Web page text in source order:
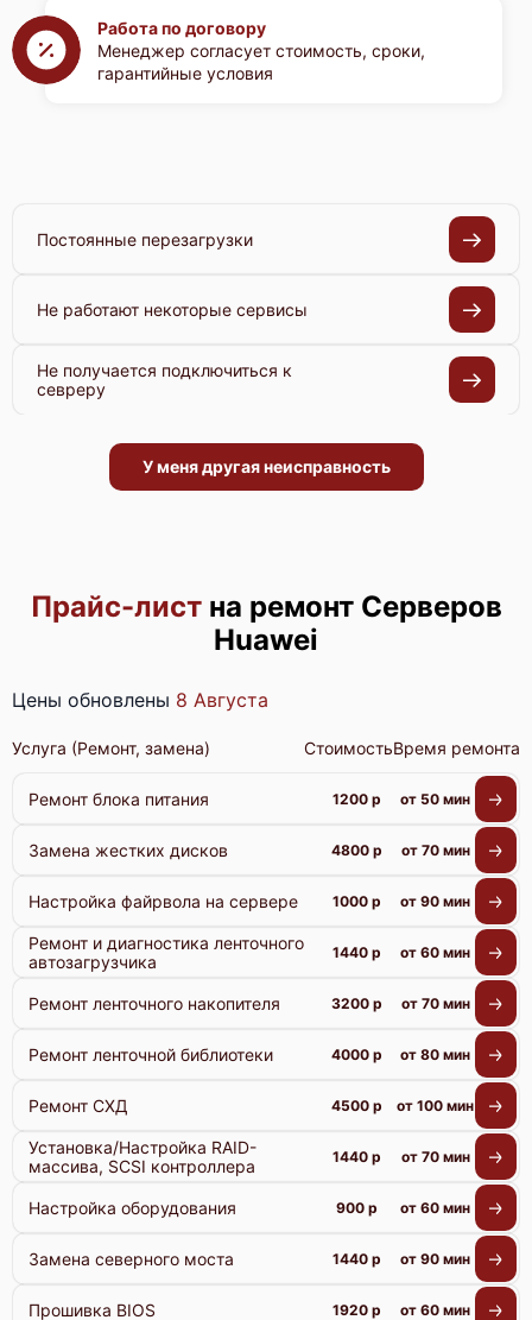
Работа по договору
Менеджер согласует стоимость, сроки,
гарантийные условия
Постоянные перезагрузки
Не работают некоторые сервисы
Не получается подключиться к
севреру
У меня другая неисправность
Прайс-листна ремонт Серверов
Huawei
Цены обновлены 8 Августа
Услуга (Ремонт, замена) СтоимостьВремя ремонта
Ремонт блока питания 1200 р от 50 мин
Замена жестких дисков 4800 р от 70 мин
Настройка файрвола на сервере 1000 р от 90 мин
Ремонт и диагностика ленточного
автозагрузчика
1440 р от 60 мин
Ремонт ленточного накопителя 3200 р от 70 мин
Ремонт ленточной библиотеки 4000 р от 80 мин
Ремонт СХД 4500 р от 100 мин
Установка/Настройка RAID-
массива, SCSI контроллера
1440 р от 70 мин
Настройка оборудования 900 р от 60 мин
Замена северного моста 1440 р от 90 мин
Прошивка BIOS 1920 р от 60 мин